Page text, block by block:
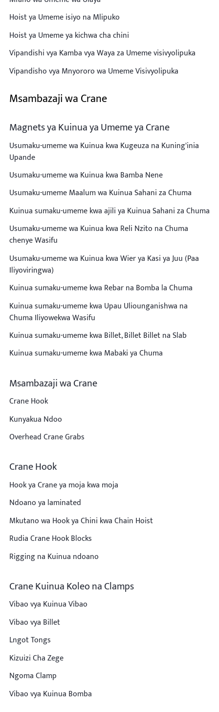
Hoist ya Umeme isiyo na Mlipuko
Hoist ya Umeme ya kichwa cha chini
Vipandishi vya Kamba vya Waya za Umeme visivyolipuka
Vipandisho vya Mnyororo wa Umeme Visivyolipuka
Msambazaji wa Crane
Magnets ya Kuinua ya Umeme ya Crane
Usumaku-umeme wa Kuinua kwa Kugeuza na Kuning'inia
Upande
Usumaku-umeme wa Kuinua kwa Bamba Nene
Usumaku-umeme Maalum wa Kuinua Sahani za Chuma
Kuinua sumaku-umeme kwa ajili ya Kuinua Sahani za Chuma
Usumaku-umeme wa Kuinua kwa Reli Nzito na Chuma
chenye Wasifu
Usumaku-umeme wa Kuinua kwa Wier ya Kasi ya Juu (Paa
Iliyoviringwa)
Kuinua sumaku-umeme kwa Rebar na Bomba la Chuma
Kuinua sumaku-umeme kwa Upau Uliounganishwa na
Chuma Iliyowekwa Wasifu
Kuinua sumaku-umeme kwa Billet, Billet Billet na Slab
Kuinua sumaku-umeme kwa Mabaki ya Chuma
Msambazaji wa Crane
Crane Hook
Kunyakua Ndoo
Overhead Crane Grabs
Crane Hook
Hook ya Crane ya moja kwa moja
Ndoano ya laminated
Mkutano wa Hook ya Chini kwa Chain Hoist
Rudia Crane Hook Blocks
Rigging na Kuinua ndoano
Crane Kuinua Koleo na Clamps
Vibao vya Kuinua Vibao
Vibao vya Billet
Lngot Tongs
Kizuizi Cha Zege
Ngoma Clamp
Vibao vya Kuinua Bomba